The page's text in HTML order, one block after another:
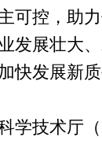
可控，助
发展壮大
快发展新
学技术厅